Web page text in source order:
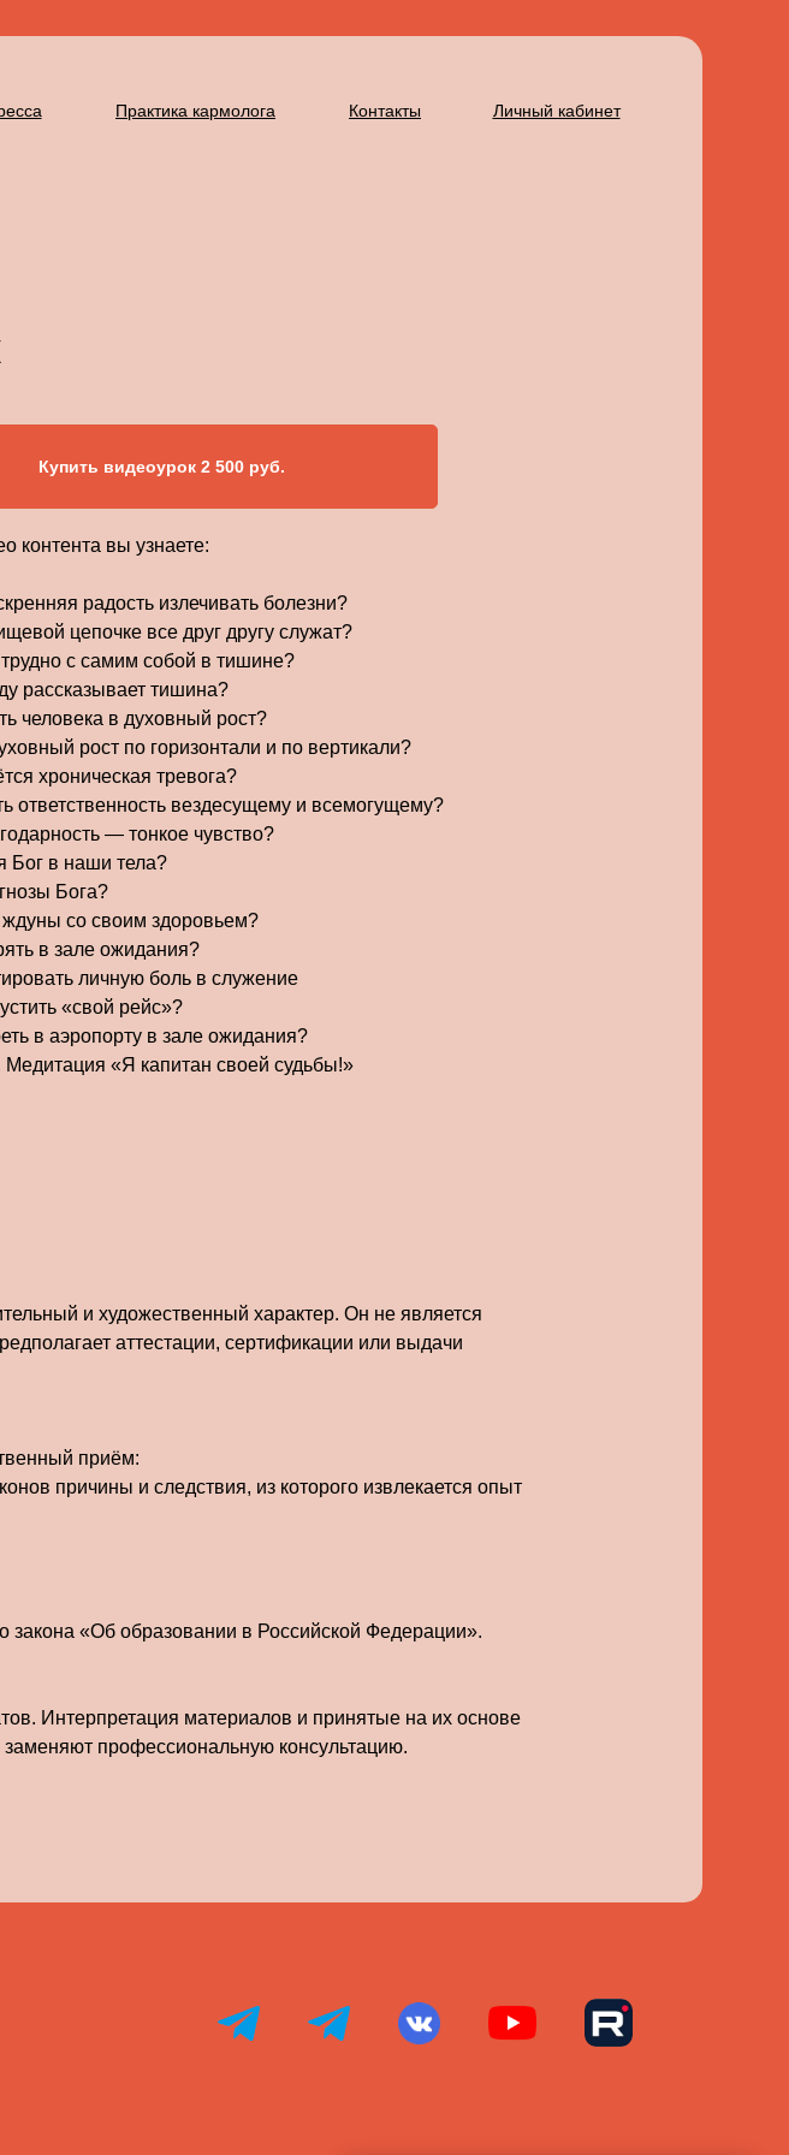
Практика кармолога Контакты Личный кабинет
Купить видеоурок 2 500 руб.
контента вы узнаете:
радость излечивать болезни?
цепочке все друг другу служат?
с самим собой в тишине?
рассказывает тишина?
человека в духовный рост?
рост по горизонтали и по вертикали?
хроническая тревога?
ответственность вездесущему и всемогущему?
— тонкое чувство?
Бог в наши тела?
Бога?
ждуны со своим здоровьем?
в зале ожидания?
личную боль в служение
«свой рейс»?
в аэропорту в зале ожидания?
«Я капитан своей судьбы!»
и художественный характер. Он не является
аттестации, сертификации или выдачи
приём:
причины и следствия, из которого извлекается опыт
закона «Об образовании в Российской Федерации».
Интерпретация материалов и принятые на их основе
профессиональную консультацию.